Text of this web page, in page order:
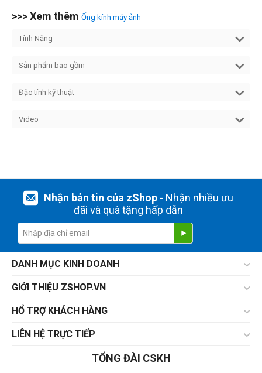
>>> Xem thêm Ống kính máy ảnh
Tính Năng
Sản phẩm bao gồm
Đặc tính kỹ thuật
Video
Nhận bản tin của zShop- Nhận nhiều ưu
đãi và quà tặng hấp dẫn
DANH MỤC KINH DOANH
GIỚI THIỆU ZSHOP.VN
HỔ TRỢ KHÁCH HÀNG
LIÊN HỆ TRỰC TIẾP
TỔNG ĐÀI CSKH